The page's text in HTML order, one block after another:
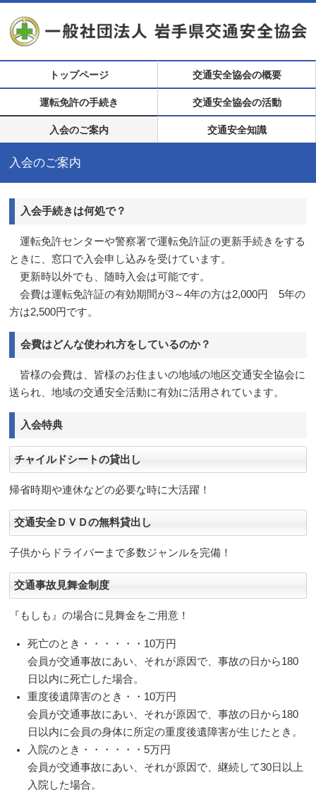
トップページ 交通安全協会の概要
運転免許の手続き 交通安全協会の活動
入会のご案内 交通安全知識
入会のご案内
入会手続きは何処で？
運転免許センターや警察署で運転免許証の更新手続きをする
ときに、窓口で入会申し込みを受けています。
更新時以外でも、随時入会は可能です。
会費は運転免許証の有効期間が3～4年の方は2,000円 5年の
方は2,500円です。
会費はどんな使われ方をしているのか？
皆様の会費は、皆様のお住まいの地域の地区交通安全協会に
送られ、地域の交通安全活動に有効に活用されています。
入会特典
チャイルドシートの貸出し
帰省時期や連休などの必要な時に大活躍！
交通安全ＤＶＤの無料貸出し
子供からドライバーまで多数ジャンルを完備！
交通事故見舞金制度
『もしも』の場合に見舞金をご用意！
死亡のとき・・・・・・10万円
会員が交通事故にあい、それが原因で、事故の日から180
日以内に死亡した場合。
重度後遺障害のとき・・10万円
会員が交通事故にあい、それが原因で、事故の日から180
日以内に会員の身体に所定の重度後遺障害が生じたとき。
入院のとき・・・・・・5万円
会員が交通事故にあい、それが原因で、継続して30日以上
入院した場合。